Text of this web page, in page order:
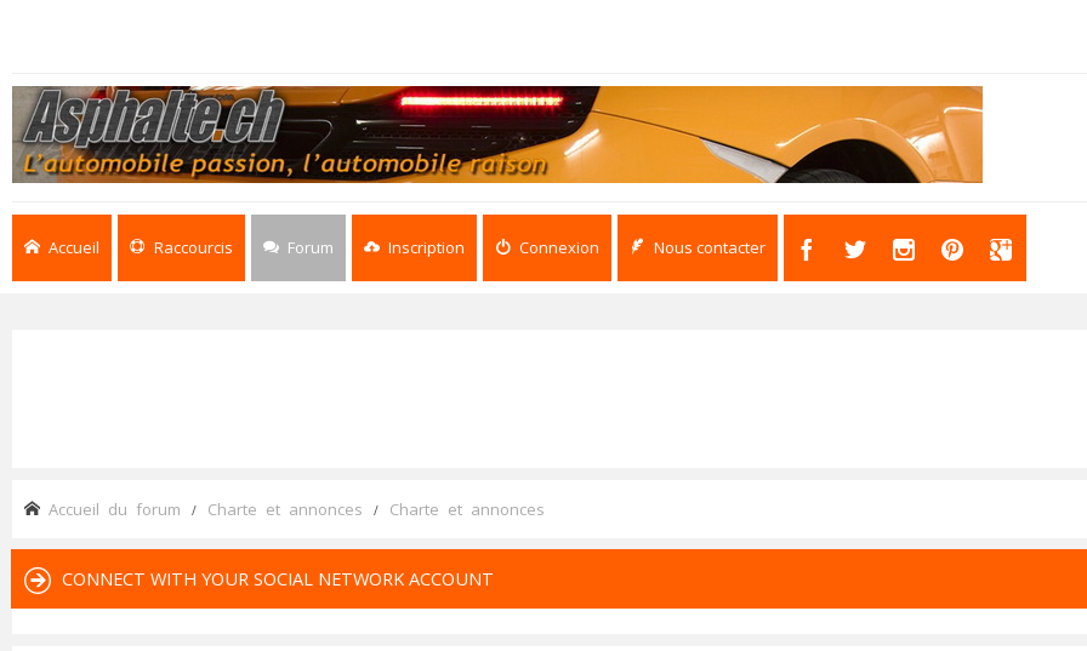
Accueil Raccourcis Forum Inscription Connexion Nous contacter
Accueil du forum Charte et annonces Charte et annonces
CONNECT WITH YOUR SOCIAL NETWORK ACCOUNT